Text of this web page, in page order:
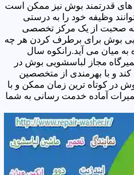
های قدرتمند بوش نیز ممکن است
وظیفه خود را به درستی
که صحبت از یک مرکز تخصصی
بوش برای برطرف کردن هر چه
به میان می آید.رانکوه سال
مجاز لباسشویی بوش در
و با بهرمندی از متخصصین
در کوتاه ترین زمان ممکن و با
آماده خدمت رسانی به شما